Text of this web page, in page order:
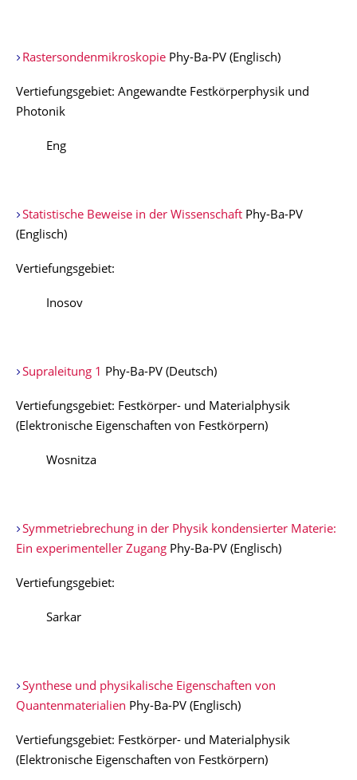
Rastersondenmikroskopie Phy-Ba-PV (Englisch)
Vertiefungsgebiet: Angewandte Festkörperphysik und
Photonik
Eng
Statistische Beweise in der Wissenschaft Phy-Ba-PV
(Englisch)
Vertiefungsgebiet:
Inosov
Supraleitung 1 Phy-Ba-PV (Deutsch)
Vertiefungsgebiet: Festkörper- und Materialphysik
(Elektronische Eigenschaften von Festkörpern)
Wosnitza
Symmetriebrechung in der Physik kondensierter Materie:
Ein experimenteller Zugang Phy-Ba-PV (Englisch)
Vertiefungsgebiet:
Sarkar
Synthese und physikalische Eigenschaften von
Quantenmaterialien Phy-Ba-PV (Englisch)
Vertiefungsgebiet: Festkörper- und Materialphysik
(Elektronische Eigenschaften von Festkörpern)